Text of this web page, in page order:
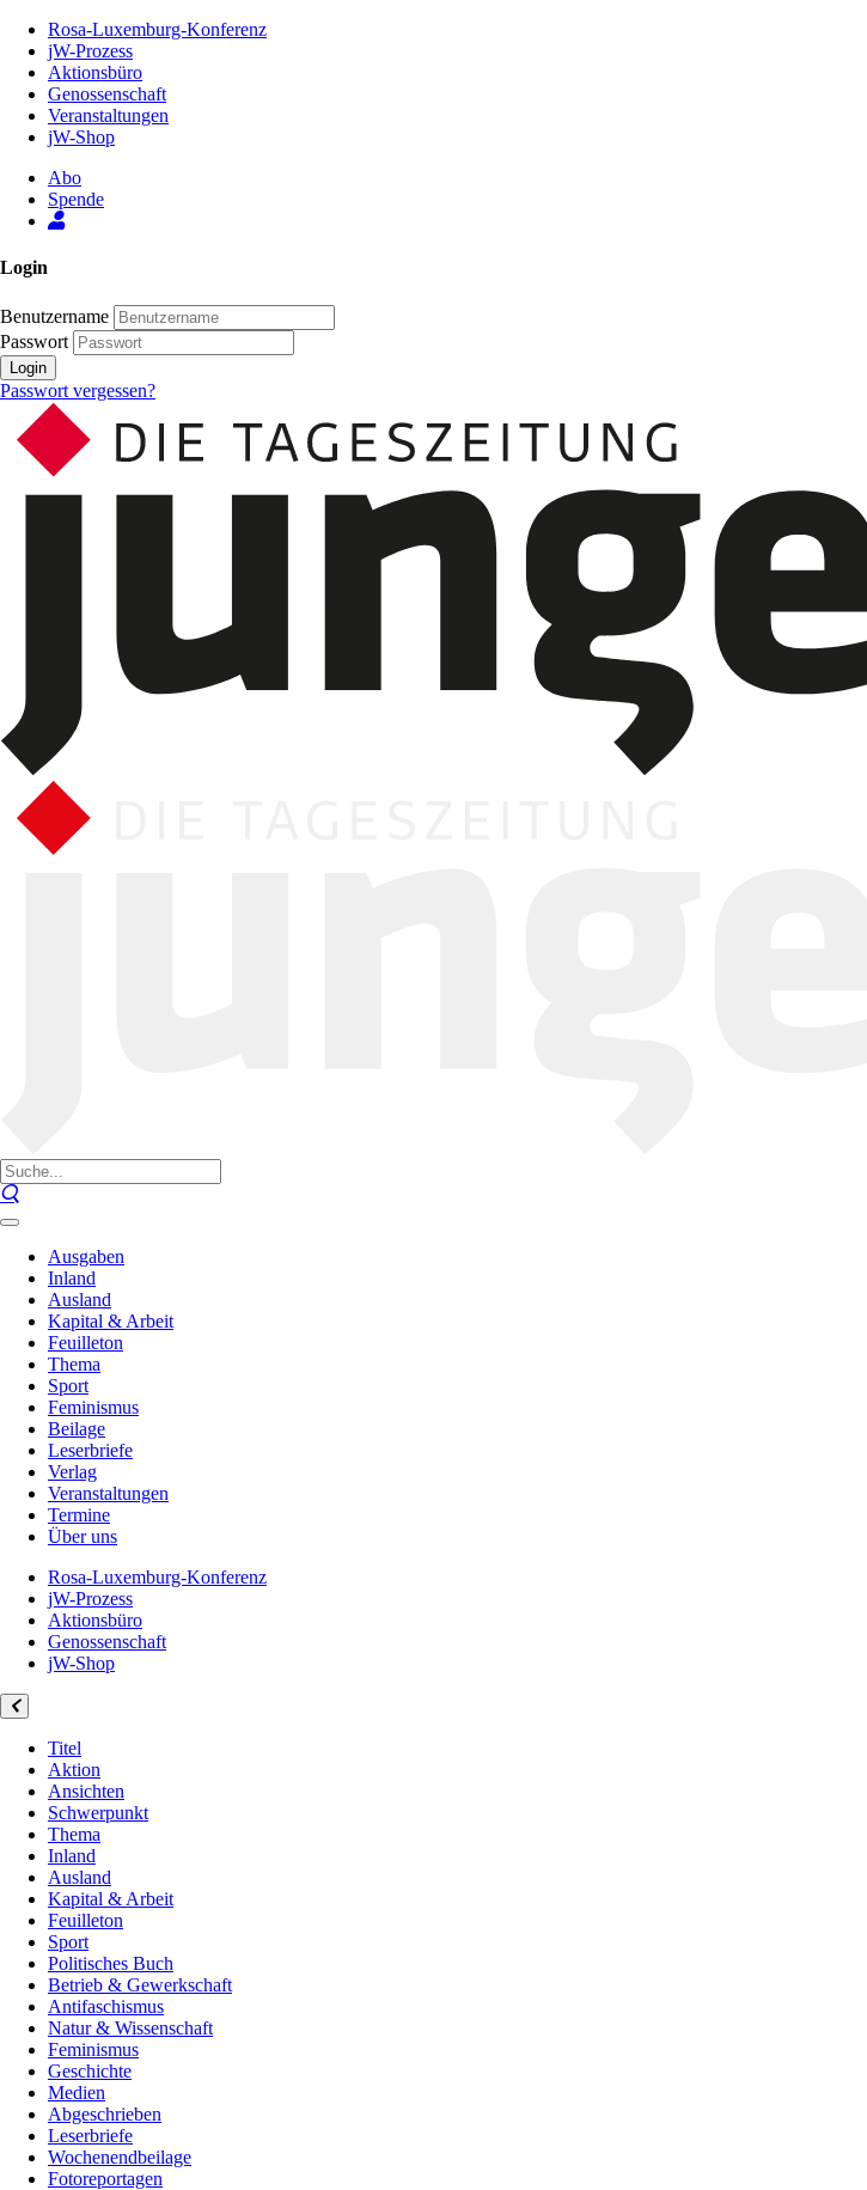
Inhalt
Seite
Rosa-Luxemburg-Konferenz
jW-Prozess
Aktionsbüro
Genossenschaft
Veranstaltungen
jW-Shop
Abo
Spende
Login
Benutzername
Passwort
Login
Passwort vergessen?
Ausgaben
Inland
Ausland
Kapital & Arbeit
Feuilleton
Thema
Sport
Feminismus
Beilage
Leserbriefe
Verlag
Veranstaltungen
Termine
Über uns
Rosa-Luxemburg-Konferenz
jW-Prozess
Aktionsbüro
Genossenschaft
jW-Shop
Titel
Aktion
Ansichten
Schwerpunkt
Thema
Inland
Ausland
Kapital & Arbeit
Feuilleton
Sport
Politisches Buch
Betrieb & Gewerkschaft
Antifaschismus
Natur & Wissenschaft
Feminismus
Geschichte
Medien
Abgeschrieben
Leserbriefe
Wochenendbeilage
Fotoreportagen